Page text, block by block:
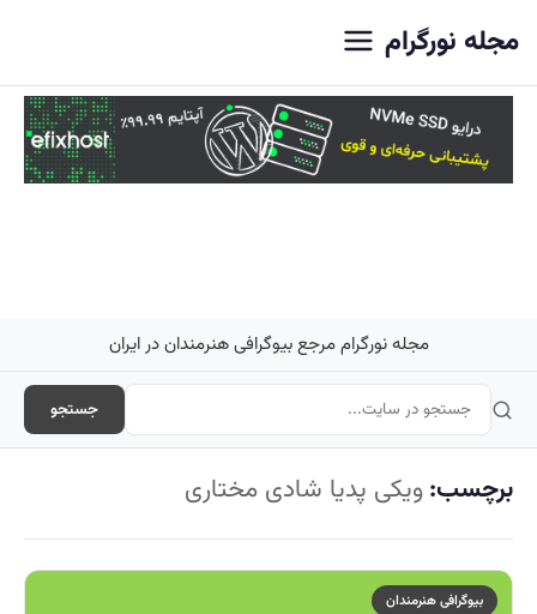
مجله نورگرام
مجله نورگرام مرجع بیوگرافی هنرمندان در ایران
جستجو
برچسب:ویکی پدیا شادی مختاری
بیوگرافی هنرمندان